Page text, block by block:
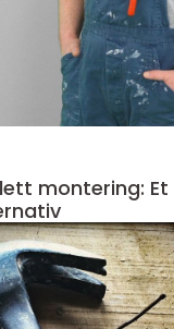
montering: Et